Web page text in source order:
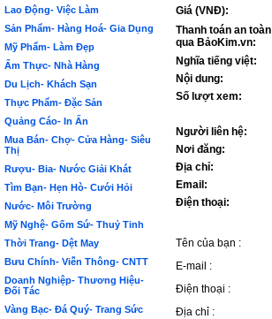
Lao Động- Việc Làm
Sản Phẩm- Hàng Hoá- Gia Dụng
Mỹ Phẩm- Làm Đẹp
Ẩm Thực- Nhà Hàng
Du Lịch- Khách Sạn
Thực Phẩm- Đặc Sản
Quảng Cáo- In Ấn
Mua Bán- Chợ- Cửa Hàng- Siêu
Thị
Rượu- Bia- Nước Giải Khát
Tìm Bạn- Hẹn Hò- Cưới Hỏi
Nước- Môi Trường
Mỹ Nghệ- Gốm Sứ- Thuỷ Tinh
Thời Trang- Dệt May
Bưu Chính- Viễn Thông- CNTT
Doanh Nghiệp- Thương Hiệu-
Đối Tác
Vàng Bạc- Đá Quý- Trang Sức
Giá (VNĐ):
Thanh toán an toàn
qua BảoKim.vn:
Nghĩa tiếng việt:
Nội dung:
Số lượt xem:
Người liên hệ:
Nơi đăng:
Địa chỉ:
Email:
Điện thoại:
Tên của bạn :
E-mail :
Điện thoại :
Địa chỉ :